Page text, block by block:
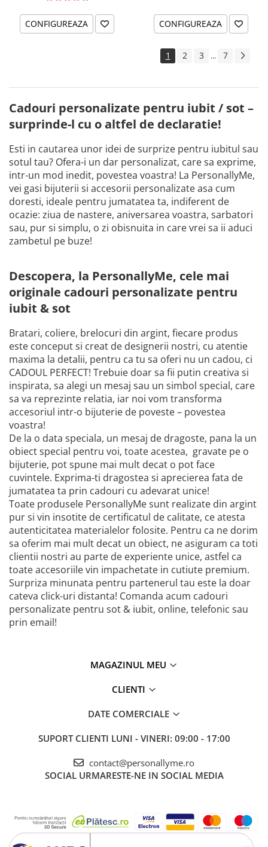
CONFIGUREAZA CONFIGUREAZA
1 2 3 ... 7
Cadouri personalizate pentru iubit / sot –
surprinde-l cu o altfel de declaratie!
Esti in cautarea unor idei de surprize pentru iubitul sau
sotul tau? Ofera-i un dar personalizat, care sa exprime,
intr-un mod inedit, povestea voastra! La PersonallyMe,
vei gasi bijuterii si accesorii personalizate asa cum
doresti, ideale pentru jumatatea ta, indiferent de
ocazie: ziua de nastere, aniversarea voastra, sarbatori
sau, pur si simplu, o zi obisnuita in care vrei sa ii aduci
zambetul pe buze!
Descopera, la PersonallyMe, cele mai
originale cadouri personalizate pentru
iubit & sot
Bratari, coliere, brelocuri din argint, fiecare produs
este conceput si creat de designerii nostri, cu atentie
maxima la detalii, pentru ca tu sa oferi nu un cadou, ci
CADOUL PERFECT! Trebuie doar sa fii putin creativa si
inspirata, sa alegi un mesaj sau un simbol special, care
sa va reprezinte relatia, iar noi vom transforma
accesoriul intr-o bijuterie de poveste – povestea
voastra!
De la o data speciala, un mesaj de dragoste, pana la un
obiect special pentru voi, toate acestea, gravate pe o
bijuterie, pot spune mai mult decat o pot face
cuvintele. Exprima-ti dragostea si aprecierea fata de
jumatatea ta prin cadouri cu adevarat unice!
Toate produsele PersonallyMe sunt realizate din argint
pur si vin insotite de certificatul de calitate, ce atesta
autenticitatea materialelor folosite. Pentru ca ne dorim
sa oferim mai mult decat un obiect, ne asiguram ca toti
clientii nostri au parte de experiente unice, astfel ca
toate accesoriile vin impachetate in cutiute premium.
Surpriza minunata pentru partenerul tau este la doar
cateva click-uri distanta! Comanda acum cadouri
personalizate pentru sot & iubit, online, telefonic sau
prin email!
MAGAZINUL MEU
CLIENTI
DATE COMERCIALE
SUPORT CLIENTI LUNI - VINERI: 09:00 - 17:00
contact@personallyme.ro
SOCIAL URMARESTE-NE IN SOCIAL MEDIA